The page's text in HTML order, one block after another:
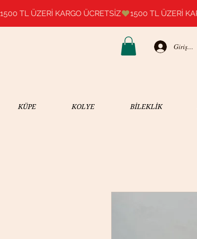
1500 TL ÜZERİ KARGO ÜCRETSİZ
Giriş Yap
KÜPE KOLYE BİLEKLİK